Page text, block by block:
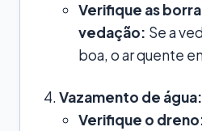
Verifique as
vedação: Se a
boa, o ar quente
Vazamento de água:
Verifique o